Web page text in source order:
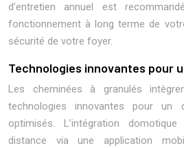
d’entretien annuel est
fonctionnement à long terme de
sécurité de votre foyer.
Technologies innovantes pour
Les cheminées à granulés
technologies innovantes pour
optimisés. L’intégration
distance via une application